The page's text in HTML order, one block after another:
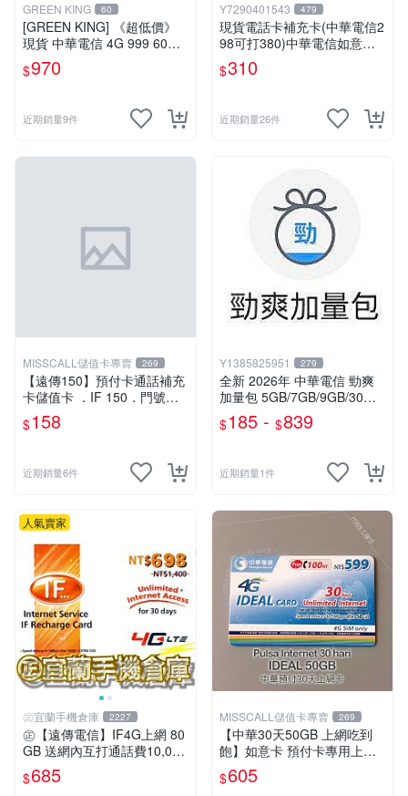
GREEN KING 60
[GREEN KING] 《超低價》
現貨 中華電信 4G 999 60天
網路吃到飽 儲值卡 網卡 網路
儲值卡 上網卡 如意卡
$970
近期銷量9件
Y7290401543 479
現貨電話卡補充卡(中華電信2
98可打380)中華電信如意卡3
00+80中華電信380中華如意
卡
$310
近期銷量26件
MISSCALL儲值卡專賣 269
【遠傳150】預付卡通話補充
卡儲值卡 ．IF 150．門號延
展ifu⚡MissCall儲值卡專賣
$158
近期銷量6件
Y1385825951 279
全新 2026年 中華電信 勁爽
加量包 5GB/7GB/9GB/30日
無限上網 月租型及預付卡門
號適用
$185 - $839
近期銷量1件
人氣賣家
㊣宜蘭手機倉庫 2227
㊣【遠傳電信】IF4G上網 80
GB 送網內互打通話費10,000
元㊣宜蘭手機倉庫
$685
MISSCALL儲值卡專賣 269
【中華30天50GB 上網吃到
飽】如意卡 預付卡專用上網
補充卡/儲值卡IDEAL599⚡Mi
ssCall儲值卡專賣
$605